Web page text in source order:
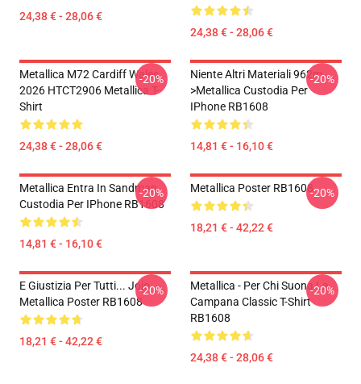
24,38 € - 28,06 €
24,38 € - 28,06 €
Metallica M72 Cardiff Wales
2026 HTCT2906 Metallica T-
Shirt
24,38 € - 28,06 €
-20%
Niente Altri Materiali 962m
>metallica Custodia Per
IPhone RB1608
14,81 € - 16,10 €
-20%
Metallica Entra In Sandman
Custodia Per IPhone RB1608
14,81 € - 16,10 €
-20% Metallica Poster RB1608
18,21 € - 42,22 €
-20%
E Giustizia Per Tutti... Jojo
Metallica Poster RB1608
18,21 € - 42,22 €
-20%
Metallica - Per Chi Suona La
Campana Classic T-Shirt
RB1608
24,38 € - 28,06 €
-20%